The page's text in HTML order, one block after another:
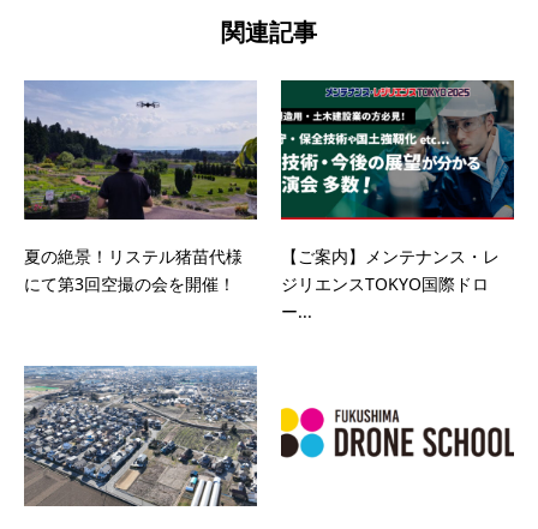
関連記事
夏の絶景！リステル猪苗代様
にて第3回空撮の会を開催！
【ご案内】メンテナンス・レ
ジリエンスTOKYO国際ドロ
ー...